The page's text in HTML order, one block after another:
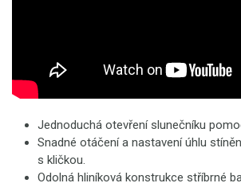
Jednoduchá otevření slunečníku
Snadné otáčení a nastavení úhlu
s kličkou.
Odolná hliníková konstrukce stříbrné